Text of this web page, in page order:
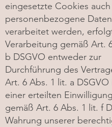
eingesetzte Cookies auch
personenbezogene Daten
verarbeitet werden,
Verarbeitung gemäß Art.
b DSGVO entweder zur
Durchführung des
Art. 6 Abs. 1 lit. a DSGVO
einer erteilten
gemäß Art. 6 Abs. 1 lit. f
Wahrung unserer